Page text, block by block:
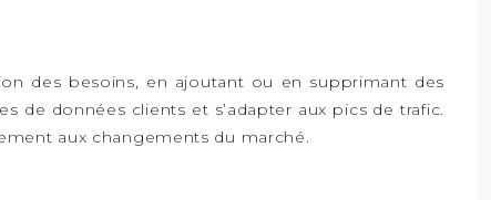
des besoins, en ajoutant ou en supprimant des
de données clients et s’adapter aux pics de trafic.
aux changements du marché.